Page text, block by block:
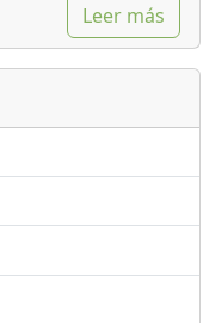
Leer más